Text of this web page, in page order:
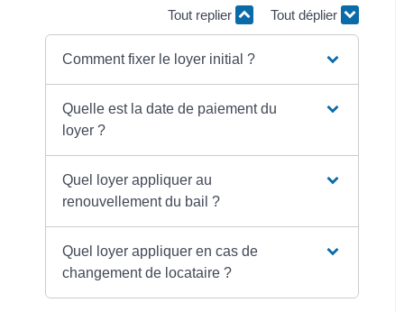
Tout replier Tout déplier
Comment fixer le loyer initial ?
Quelle est la date de paiement du
loyer ?
Quel loyer appliquer au
renouvellement du bail ?
Quel loyer appliquer en cas de
changement de locataire ?